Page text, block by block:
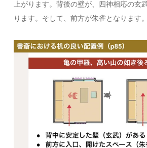
上がります。背後の壁が、四神相応の玄
ります。そして、前方が朱雀となります。